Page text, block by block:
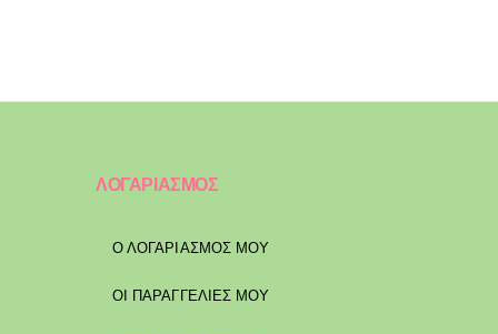
ΛΟΓΑΡΙΑΣΜΟΣ
Ο ΛΟΓΑΡΙΑΣΜΟΣ ΜΟΥ
ΟΙ ΠΑΡΑΓΓΕΛΙΕΣ ΜΟΥ